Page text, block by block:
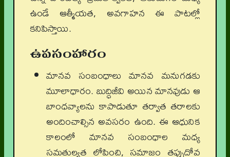
ఉండే ఆత్మీయత, అవగాహన ఈ పాటల్లో
కనిపిస్తాయి.
ఉపసంహారం
మానవ సంబంధాలు మానవ మనుగడకు
మూలాధారం. బుద్ధిజీవి అయిన మానవుడు ఆ
బాంధవ్యాలను కాపాడుతూ తర్వాత తరాలకు
అందించాల్సిన అవసరం ఉంది. ఈ ఆధునిక
కాలంలో మానవ సంబంధాల మధ్య
సమతుల్యత లోపించి, సమాజం తప్పుదోవ